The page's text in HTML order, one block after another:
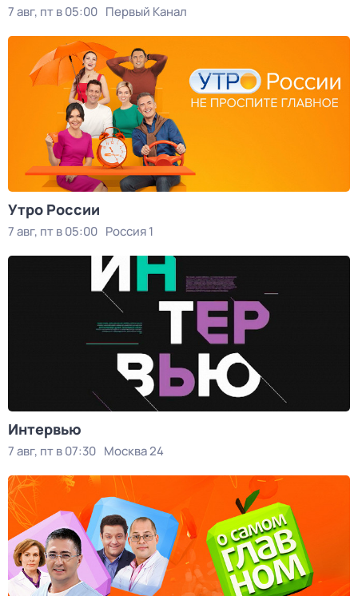
7 авг, пт в 05:00 Первый Канал
Утро России
7 авг, пт в 05:00 Россия 1
Интервью
7 авг, пт в 07:30 Москва 24